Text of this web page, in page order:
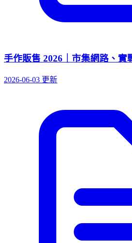
手作販售 2026｜市集網路、實
2026-06-03 更新